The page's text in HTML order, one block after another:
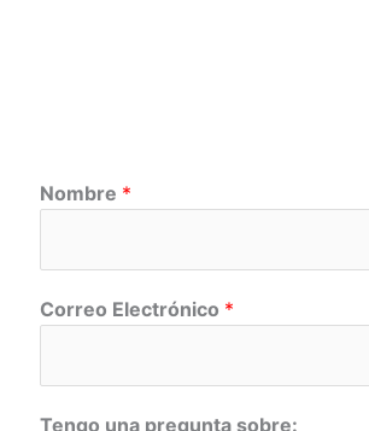
Nombre *
Correo Electrónico *
Tengo una pregunta sobre: